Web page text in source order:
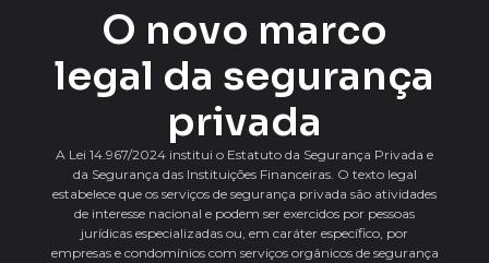
O novo marco
legal da segurança
privada
A Lei 14.967/2024 institui o Estatuto da Segurança Privada e
da Segurança das Instituições Financeiras. O texto legal
estabelece que os serviços de segurança privada são atividades
de interesse nacional e podem ser exercidos por pessoas
jurídicas especializadas ou, em caráter específico, por
empresas e condomínios com serviços orgânicos de segurança